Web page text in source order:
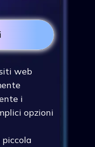
web
i
opzioni